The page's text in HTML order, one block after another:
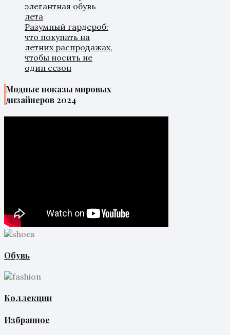
элегантная обувь
лета
Разумный гардероб:
что покупать на
летних распродажах,
чтобы носить не
один сезон
Модные показы мировых
дизайнеров 2024
Обувь
Коллекции
Избранное